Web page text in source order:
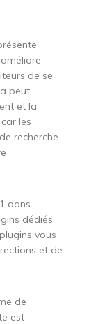
de se
peut
et la
les
recherche
dans
dédiés
vous
et de
de
est